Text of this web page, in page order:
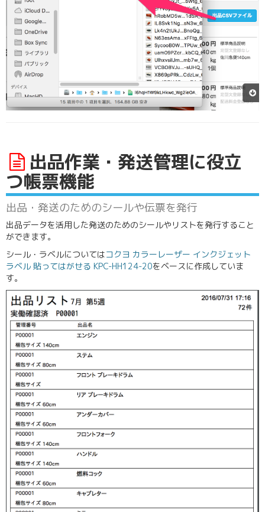
出品作業・発送管理に役立
つ帳票機能
出品・発送のためのシールや伝票を発行
出品データを活用した発送のためのシールやリストを発行すること
ができます。
シール・ラベルについてはコクヨ カラーレーザー インクジェット
ラベル 貼ってはがせる KPC-HH124-20をベースに作成していま
す。